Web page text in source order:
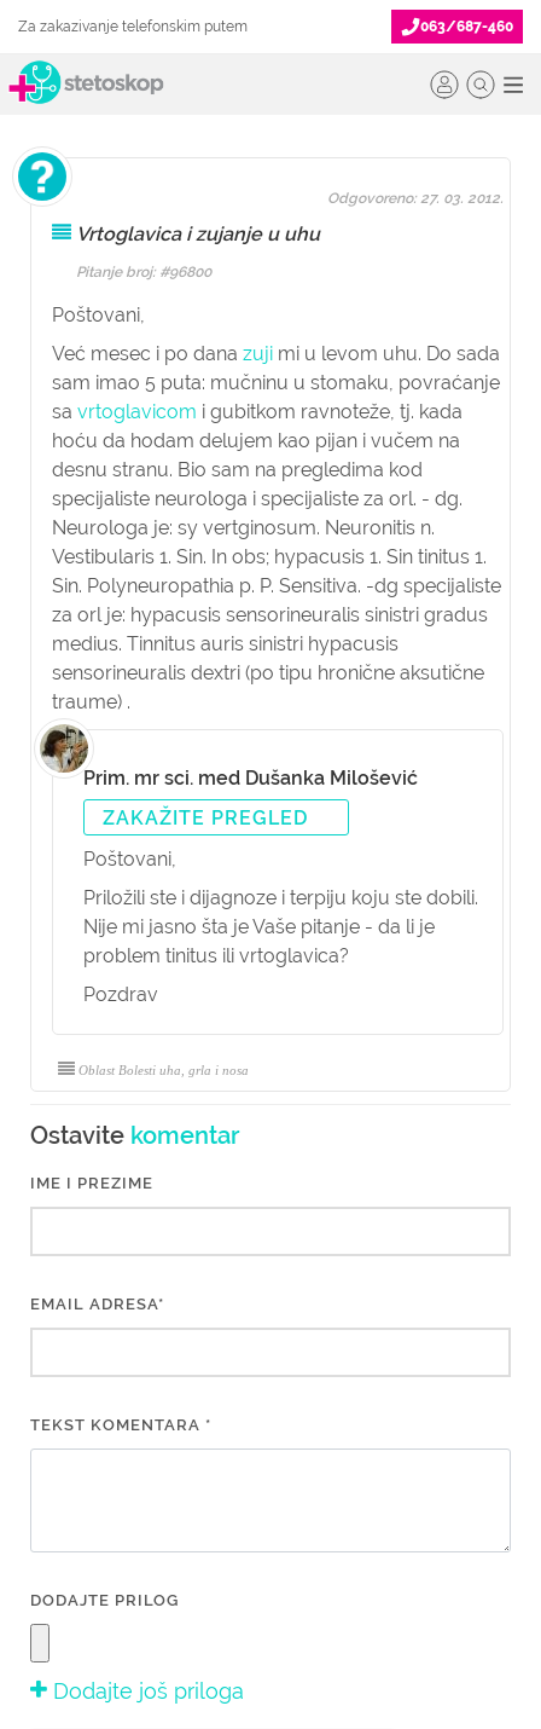
Za zakazivanje telefonskim putem 063/687-460
Vrtoglavica i zujanje u uhu
Pitanje broj: #96800
Poštovani,
Već mesec i po dana zuji mi u levom uhu. Do sada
sam imao 5 puta: mučninu u stomaku, povraćanje
sa vrtoglavicom i gubitkom ravnoteže, tj. kada
hoću da hodam delujem kao pijan i vučem na
desnu stranu. Bio sam na pregledima kod
specijaliste neurologa i specijaliste za orl. - dg.
Neurologa je: sy vertginosum. Neuronitis n.
Vestibularis 1. Sin. In obs; hypacusis 1. Sin tinitus 1.
Sin. Polyneuropathia p. P. Sensitiva. -dg specijaliste
za orl je: hypacusis sensorineuralis sinistri gradus
medius. Tinnitus auris sinistri hypacusis
sensorineuralis dextri (po tipu hronične aksutične
traume) .
Odgovoreno: 27. 03. 2012.
Prim. mr sci. med Dušanka Milošević
ZAKAŽITE PREGLED
Poštovani,
Priložili ste i dijagnoze i terpiju koju ste dobili.
Nije mi jasno šta je Vaše pitanje - da li je
problem tinitus ili vrtoglavica?
Pozdrav
Oblast Bolesti uha, grla i nosa
Ostavite komentar
IME I PREZIME
EMAIL ADRESA*
TEKST KOMENTARA *
DODAJTE PRILOG
Dodajte još priloga